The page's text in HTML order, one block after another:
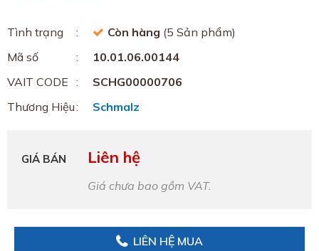
Tình trạng Còn hàng (5 Sản phẩm)
Mã số
10.01.06.00144
VAIT CODE
SCHG00000706
Thương Hiệu
Schmalz
GIÁ BÁN Liên hệ
Giá chưa bao gồm VAT.
LIÊN HỆ MUA